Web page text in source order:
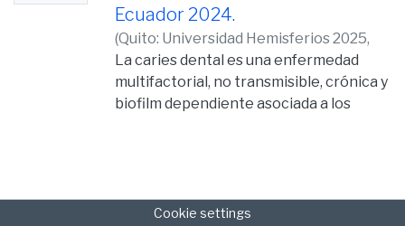
Ecuador 2024.
(Quito: Universidad Hemisferios 2025,
2025-01-16)Rojas López, Susy Alejandra
La caries dental es una enfermedad
multifactorial, no transmisible, crónica y
biofilm dependiente asociada a los
riesgo para ciertas enfermedades
Cookie settings